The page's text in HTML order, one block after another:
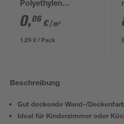
Polyethylen
transparent 4 x 5 m
0,06 €/ m²
1,29 € / Pack
Beschreibung
Gut deckende Wand-/
Ideal für Kinderzimmer oder